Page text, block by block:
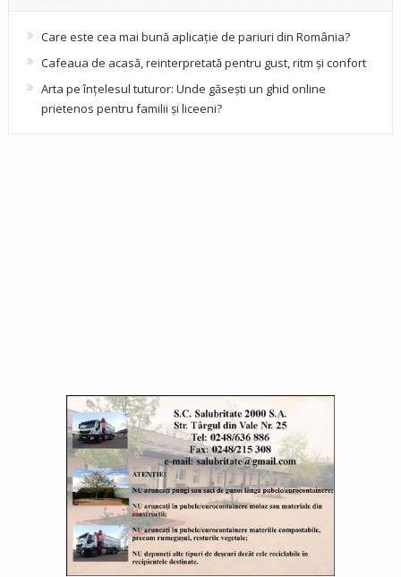
Care este cea mai bună aplicație de pariuri din România?
Cafeaua de acasă, reinterpretată pentru gust, ritm și confort
Arta pe înțelesul tuturor: Unde găsești un ghid online
prietenos pentru familii și liceeni?